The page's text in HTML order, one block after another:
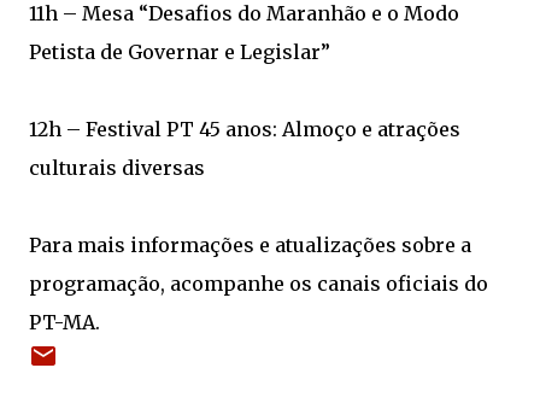
11h – Mesa “Desafios do Maranhão e o Modo
Petista de Governar e Legislar”
12h – Festival PT 45 anos: Almoço e atrações
culturais diversas
Para mais informações e atualizações sobre a
programação, acompanhe os canais oficiais do
PT-MA.